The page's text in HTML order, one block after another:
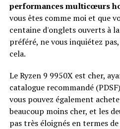
performances multicœurs
vous êtes comme moi et que
centaine d'onglets ouverts à
préféré, ne vous inquiétez
cela.
Le Ryzen 9 9950X est cher,
catalogue recommandé
vous pouvez également
beaucoup moins cher, et les
pas très éloignés en termes